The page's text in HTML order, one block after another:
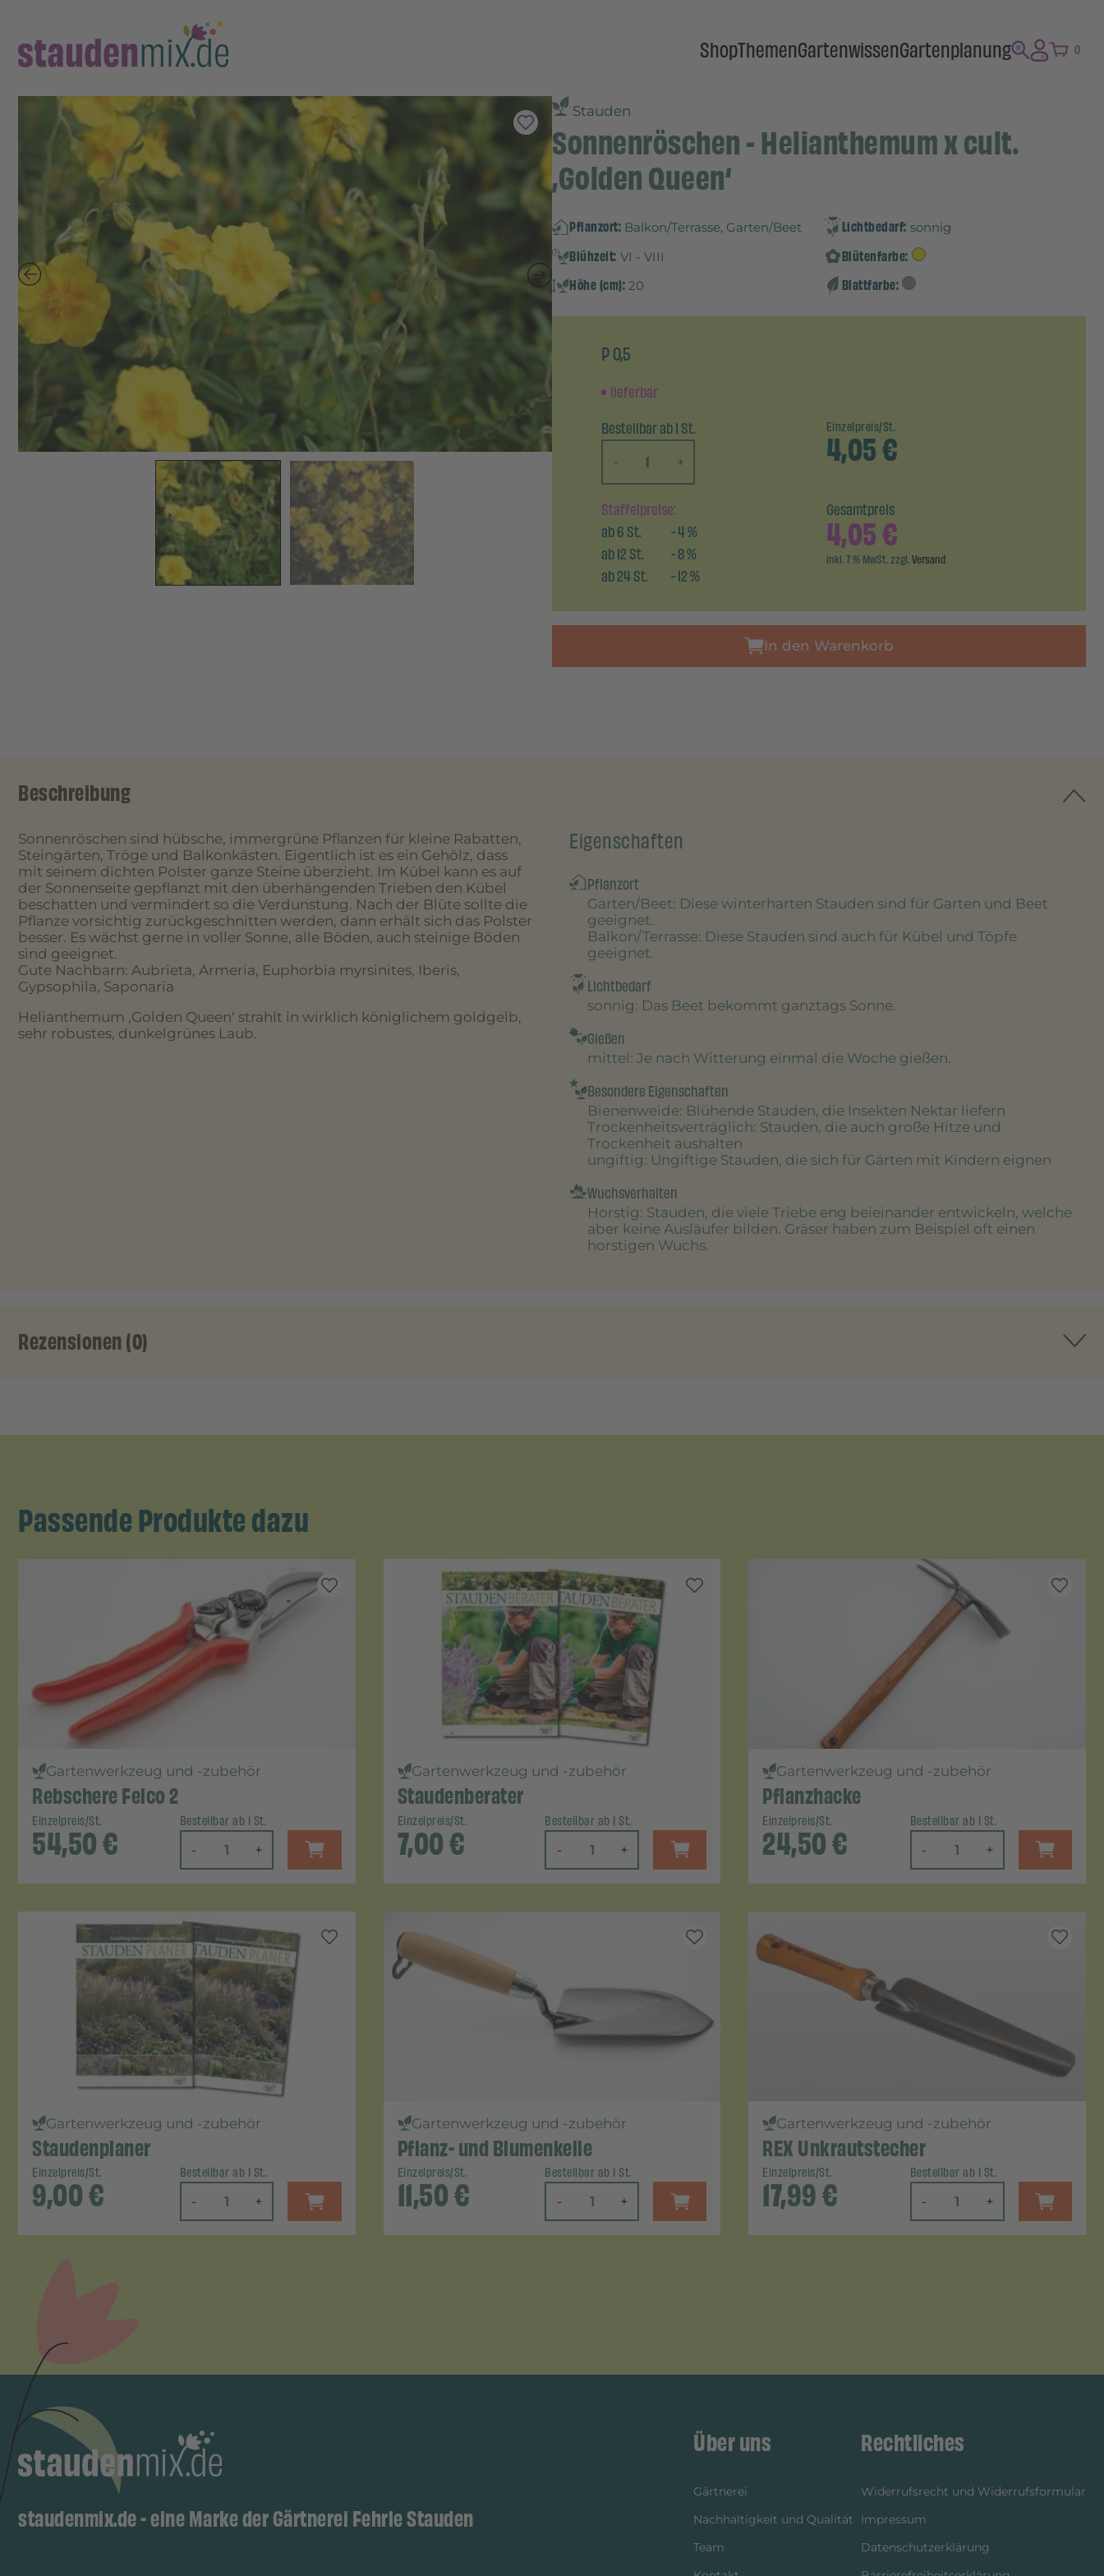
ShopThemenGartenwissenGartenplanung 0
Stauden
Sonnenröschen - Helianthemum x cult.
‚Golden Queen‘
Pflanzort: Balkon/Terrasse, Garten/Beet Lichtbedarf: sonnig
Blühzeit: VI - VIII
Blütenfarbe:
Höhe (cm): 20 Blattfarbe:
P 0,5
lieferbar
Bestellbar ab 1 St.
-
+
Einzelpreis/St.
4,05€
Staffelpreise:
ab6St. -4%
ab12St. -8%
ab24St. -12%
Gesamtpreis
4,05€
inkl. 7 % MwSt. zzgl.Versand
In den Warenkorb
Beschreibung
Sonnenröschen sind hübsche, immergrüne Pflanzen für kleine Rabatten,
Steingärten, Tröge und Balkonkästen. Eigentlich ist es ein Gehölz, dass
mit seinem dichten Polster ganze Steine überzieht. Im Kübel kann es auf
der Sonnenseite gepflanzt mit den überhängenden Trieben den Kübel
beschatten und vermindert so die Verdunstung. Nach der Blüte sollte die
Pflanze vorsichtig zurückgeschnitten werden, dann erhält sich das Polster
besser. Es wächst gerne in voller Sonne, alle Böden, auch steinige Böden
sind geeignet.
Gute Nachbarn: Aubrieta, Armeria, Euphorbia myrsinites, Iberis,
Gypsophila, Saponaria
Helianthemum ‚Golden Queen‘ strahlt in wirklich königlichem goldgelb,
sehr robustes, dunkelgrünes Laub.
Eigenschaften
Pflanzort
Garten/Beet: Diese winterharten Stauden sind für Garten und Beet
geeignet.
Balkon/Terrasse: Diese Stauden sind auch für Kübel und Töpfe
geeignet.
Lichtbedarf
sonnig: Das Beet bekommt ganztags Sonne.
Gießen
mittel : Je nach Witterung einmal die Woche gießen.
Besondere Eigenschaften
Bienenweide: Blühende Stauden, die Insekten Nektar liefern
Trockenheitsverträglich: Stauden, die auch große Hitze und
Trockenheit aushalten
ungiftig: Ungiftige Stauden, die sich für Gärten mit Kindern eignen
Wuchsverhalten
Horstig: Stauden, die viele Triebe eng beieinander entwickeln, welche
aber keine Ausläufer bilden. Gräser haben zum Beispiel oft einen
horstigen Wuchs.
Rezensionen (0)
Passende Produkte dazu
Gartenwerkzeug und -zubehör
Rebschere Felco 2
Einzelpreis/St.
54,50€
Bestellbar ab 1 St.
- +
Gartenwerkzeug und -zubehör
Staudenberater
Einzelpreis/St.
7,00€
Bestellbar ab 1 St.
- +
Gartenwerkzeug und -zubehör
Pflanzhacke
Einzelpreis/St.
24,50€
Bestellbar ab 1 St.
- +
Gartenwerkzeug und -zubehör
Staudenplaner
Einzelpreis/St.
9,00€
Bestellbar ab 1 St.
- +
Gartenwerkzeug und -zubehör
Pflanz- und Blumenkelle
Einzelpreis/St.
11,50€
Bestellbar ab 1 St.
- +
Gartenwerkzeug und -zubehör
REX Unkrautstecher
Einzelpreis/St.
17,99€
Bestellbar ab 1 St.
- +
staudenmix.de - eine Marke der Gärtnerei Fehrle Stauden
Über uns
Gärtnerei
Nachhaltigkeit und Qualität
Team
Rechtliches
Widerrufsrecht und Widerrufsformular
Impressum
Datenschutzerklärung